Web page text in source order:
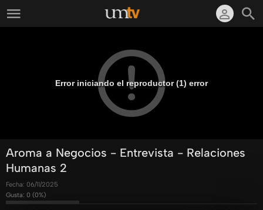
Error iniciando el reproductor (1) error
Aroma a Negocios - Entrevista - Relaciones
Humanas 2
Fecha: 06/11/2025
Gusta: 0 (0%)